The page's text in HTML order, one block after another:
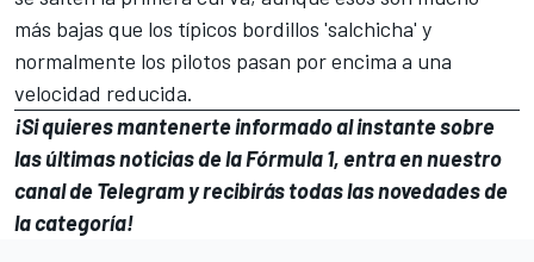
más bajas que los típicos bordillos 'salchicha' y
normalmente los pilotos pasan por encima a una
velocidad reducida.
¡Si quieres mantenerte informado al instante sobre
las últimas noticias de la Fórmula 1, entra ennuestro
canal de Telegramy recibirás todas las novedades de
la categoría!